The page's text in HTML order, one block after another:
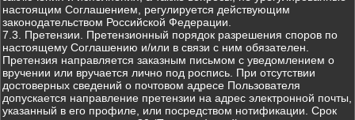
настоящим Соглашением, регулируется действующим
законодательством Российской Федерации.
7.3. Претензии. Претензионный порядок разрешения споров по
настоящему Соглашению и/или в связи с ним обязателен.
Претензия направляется заказным письмом с уведомлением о
вручении или вручается лично под роспись. При отсутствии
достоверных сведений о почтовом адресе Пользователя
допускается направление претензии на адрес электронной почты,
указанный в его профиле, или посредством нотификации. Срок